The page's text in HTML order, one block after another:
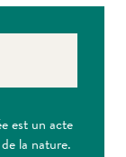
est un acte
la nature.